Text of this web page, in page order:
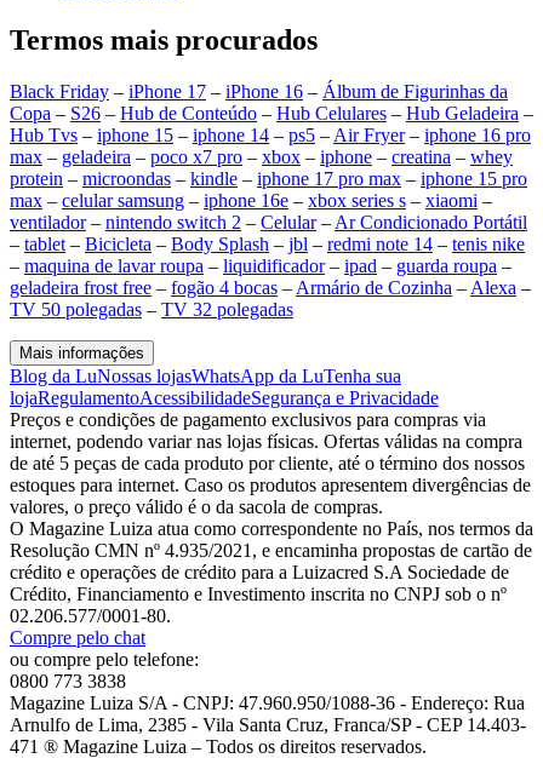
Termos mais procurados
Black Friday – iPhone 17 – iPhone 16 – Álbum de Figurinhas da
Copa – S26 – Hub de Conteúdo – Hub Celulares – Hub Geladeira –
Hub Tvs – iphone 15 – iphone 14 – ps5 – Air Fryer– iphone 16 pro
max – geladeira – poco x7 pro – xbox – iphone – creatina – whey
protein – microondas – kindle – iphone 17 pro max – iphone 15 pro
max – celular samsung – iphone 16e – xbox series s – xiaomi –
ventilador– nintendo switch 2 – Celular– Ar Condicionado Portátil
– tablet – Bicicleta – Body Splash – jbl – redmi note 14 – tenis nike
– maquina de lavar roupa – liquidificador– ipad – guarda roupa –
geladeira frost free – fogão 4 bocas – Armário de Cozinha – Alexa –
TV 50 polegadas – TV 32 polegadas
Mais informações
Blog da LuNossas lojasWhatsApp da LuTenha sua
lojaRegulamentoAcessibilidadeSegurança e Privacidade
Preços e condições de pagamento exclusivos para compras via
internet, podendo variar nas lojas físicas. Ofertas válidas na compra
de até 5 peças de cada produto por cliente, até o término dos nossos
estoques para internet. Caso os produtos apresentem divergências de
valores, o preço válido é o da sacola de compras.
O Magazine Luiza atua como correspondente no País, nos termos da
Resolução CMN nº 4.935/2021, e encaminha propostas de cartão de
crédito e operações de crédito para a Luizacred S.A Sociedade de
Crédito, Financiamento e Investimento inscrita no CNPJ sob o nº
02.206.577/0001-80.
Compre pelo chat
ou compre pelo telefone:
0800 773 3838
Magazine Luiza S/A - CNPJ: 47.960.950/1088-36 - Endereço: Rua
Arnulfo de Lima, 2385 - Vila Santa Cruz, Franca/SP - CEP 14.403-
471 ® Magazine Luiza – Todos os direitos reservados.